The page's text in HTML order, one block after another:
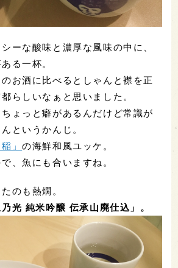
ーな酸味と濃厚な風味の中に、
る一杯。
お酒に比べるとしゃんと襟を正
らしいなぁと思いました。
ょっと癖があるんだけど常識が
というかんじ。
稲」の海鮮和風ユッケ。
、魚にも合いますね。
のも熱燗。
光 純米吟醸 伝承山廃仕込」。